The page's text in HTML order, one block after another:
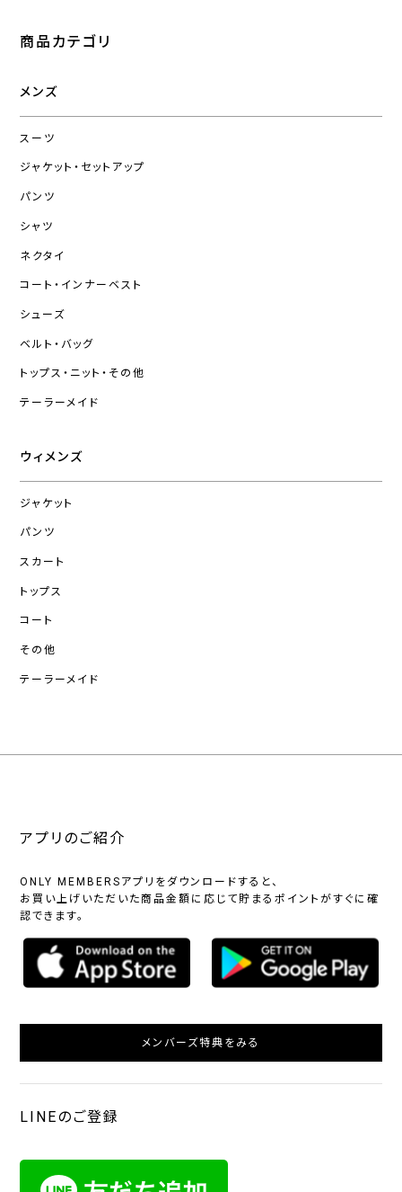
商品カテゴリ
メンズ
スーツ
ジャケット・セットアップ
パンツ
シャツ
ネクタイ
コート・インナーベスト
シューズ
ベルト・バッグ
トップス・ニット・その他
テーラーメイド
ウィメンズ
ジャケット
パンツ
スカート
トップス
コート
その他
テーラーメイド
アプリのご紹介
ONLY MEMBERSアプリをダウンロードすると、
お買い上げいただいた商品金額に応じて貯まるポイントがすぐに確
認できます。
メンバーズ特典をみる
LINEのご登録